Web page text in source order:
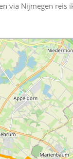
via Nijmegen